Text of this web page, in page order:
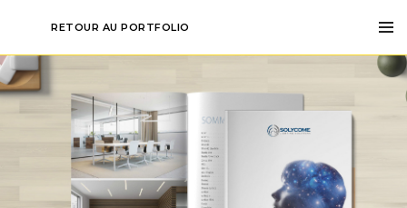
RETOUR AU PORTFOLIO
Lutz-Baeumlin
70 32 26 71